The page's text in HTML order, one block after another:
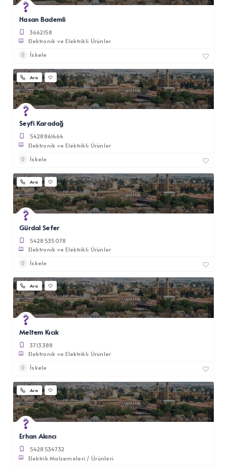
Hasan Bademli
3662158
Elektronik ve Elektrikli Ürünler
İskele
Ara
Seyfi Karadağ
5428861464
Elektronik ve Elektrikli Ürünler
İskele
Ara
Gürdal Sefer
5428535078
Elektronik ve Elektrikli Ürünler
İskele
Ara
Meltem Kıcık
3713388
Elektronik ve Elektrikli Ürünler
İskele
Ara
Erhan Akıncı
5428534732
Elektrik Malzemeleri / Ürünleri